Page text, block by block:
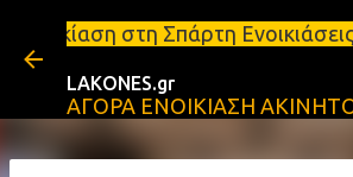
Μετάβαση στο κύριο
Ενοικιάσεις
LAKONES.gr
ΑΓΟΡΑ ΕΝΟΙΚΙΑΣΗ